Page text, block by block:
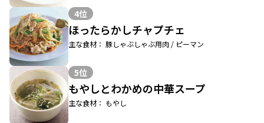
4位
ほったらかしチャプチェ
主な食材： 豚しゃぶしゃぶ用肉 / ピーマン
5位
もやしとわかめの中華スープ
主な食材： もやし